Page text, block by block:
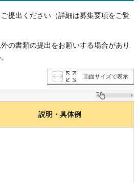
提出ください（詳細は募集要項をご覧
の書類の提出をお願いする場合があり
画面サイズで表示
説明・具体例